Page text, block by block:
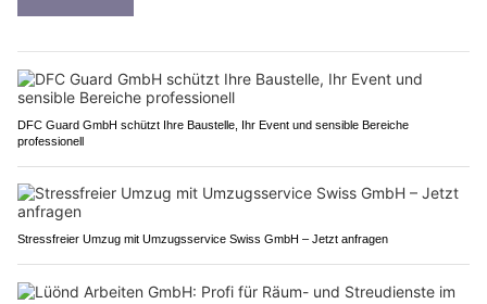
DFC Guard GmbH schützt Ihre Baustelle, Ihr Event und sensible Bereiche
professionell
Stressfreier Umzug mit Umzugsservice Swiss GmbH – Jetzt anfragen